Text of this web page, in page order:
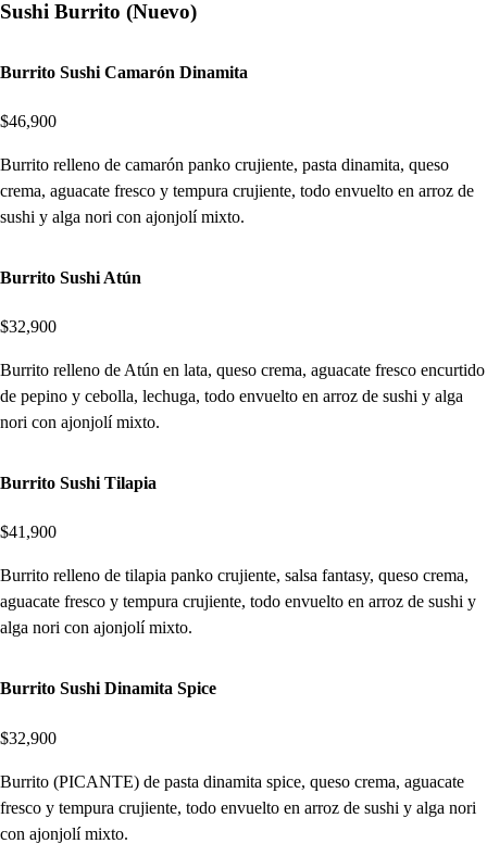
Sushi Burrito (Nuevo)
Burrito Sushi Camarón Dinamita
$46,900
Burrito relleno de camarón panko crujiente, pasta dinamita, queso
crema, aguacate fresco y tempura crujiente, todo envuelto en arroz de
sushi y alga nori con ajonjolí mixto.
Burrito Sushi Atún
$32,900
Burrito relleno de Atún en lata, queso crema, aguacate fresco encurtido
de pepino y cebolla, lechuga, todo envuelto en arroz de sushi y alga
nori con ajonjolí mixto.
Burrito Sushi Tilapia
$41,900
Burrito relleno de tilapia panko crujiente, salsa fantasy, queso crema,
aguacate fresco y tempura crujiente, todo envuelto en arroz de sushi y
alga nori con ajonjolí mixto.
Burrito Sushi Dinamita Spice
$32,900
Burrito (PICANTE) de pasta dinamita spice, queso crema, aguacate
fresco y tempura crujiente, todo envuelto en arroz de sushi y alga nori
con ajonjolí mixto.